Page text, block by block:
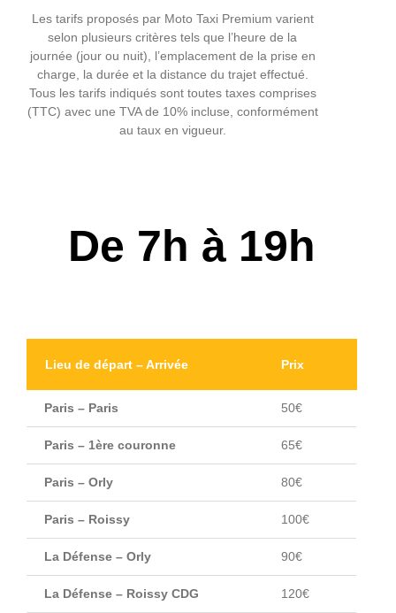
Les tarifs proposés par Moto Taxi Premium varient
selon plusieurs critères tels que l’heure de la
journée (jour ou nuit), l’emplacement de la prise en
charge, la durée et la distance du trajet effectué.
Tous les tarifs indiqués sont toutes taxes comprises
(TTC) avec une TVA de 10% incluse, conformément
au taux en vigueur.
De 7h à 19h
Lieu de départ – Arrivée Prix
Paris – Paris 50€
Paris – 1ère couronne 65€
Paris – Orly 80€
Paris – Roissy 100€
La Défense – Orly 90€
La Défense – Roissy CDG 120€